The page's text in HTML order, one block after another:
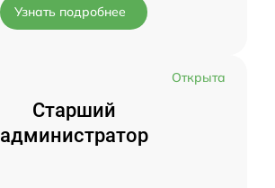
Узнать подробнее
Открыта
Старший
администратор